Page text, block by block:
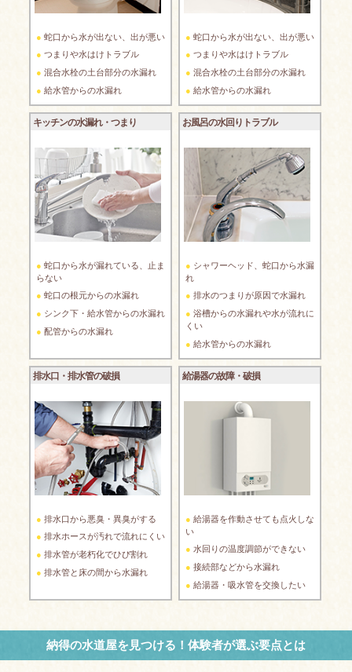
蛇口から水が出ない、出が悪い
つまりや水はけトラブル
混合水栓の土台部分の水漏れ
給水管からの水漏れ
蛇口から水が出ない、出が悪い
つまりや水はけトラブル
混合水栓の土台部分の水漏れ
給水管からの水漏れ
キッチンの水漏れ・つまり
蛇口から水が漏れている、止ま
らない
蛇口の根元からの水漏れ
シンク下・給水管からの水漏れ
配管からの水漏れ
お風呂の水回りトラブル
シャワーヘッド、蛇口から水漏
れ
排水のつまりが原因で水漏れ
浴槽からの水漏れや水が流れに
くい
給水管からの水漏れ
排水口・排水管の破損
排水口から悪臭・異臭がする
排水ホースが汚れで流れにくい
排水管が老朽化でひび割れ
排水管と床の間から水漏れ
給湯器の故障・破損
給湯器を作動させても点火しな
い
水回りの温度調節ができない
接続部などから水漏れ
給湯器・吸水管を交換したい
納得の水道屋を見つける！体験者が選ぶ要点とは